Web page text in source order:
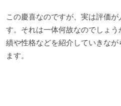
この慶喜なのですが、実は評価
す。それは一体何故なのでしょ
績や性格などを紹介していきな
ます。